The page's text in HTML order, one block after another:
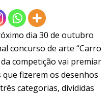
dia 30 de outubro
concurso de arte “Carro
competição vai premiar
fizerem os desenhos
categorias, divididas